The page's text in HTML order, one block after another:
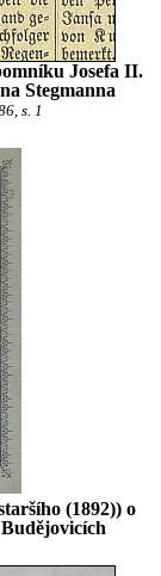
Josefa II.
Stegmanna
s. 1
(1892)) o